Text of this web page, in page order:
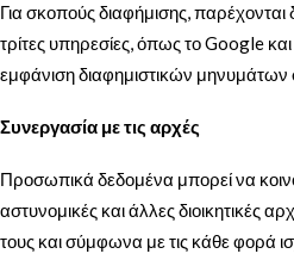
Για σκοπούς διαφήμισης,
τρίτες υπηρεσίες, όπως το Google
εμφάνιση διαφημιστικών μηνυμάτων
Συνεργασία με τις αρχές
Προσωπικά δεδομένα μπορεί να
αστυνομικές και άλλες διοικητικές
τους και σύμφωνα με τις κάθε φορά